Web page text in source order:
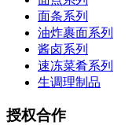
面条系列
油炸裹面系列
酱卤系列
速冻菜肴系列
生调理制品
授权合作